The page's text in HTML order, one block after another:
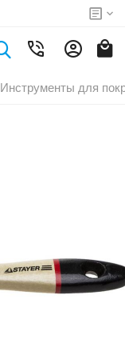
Инструменты для